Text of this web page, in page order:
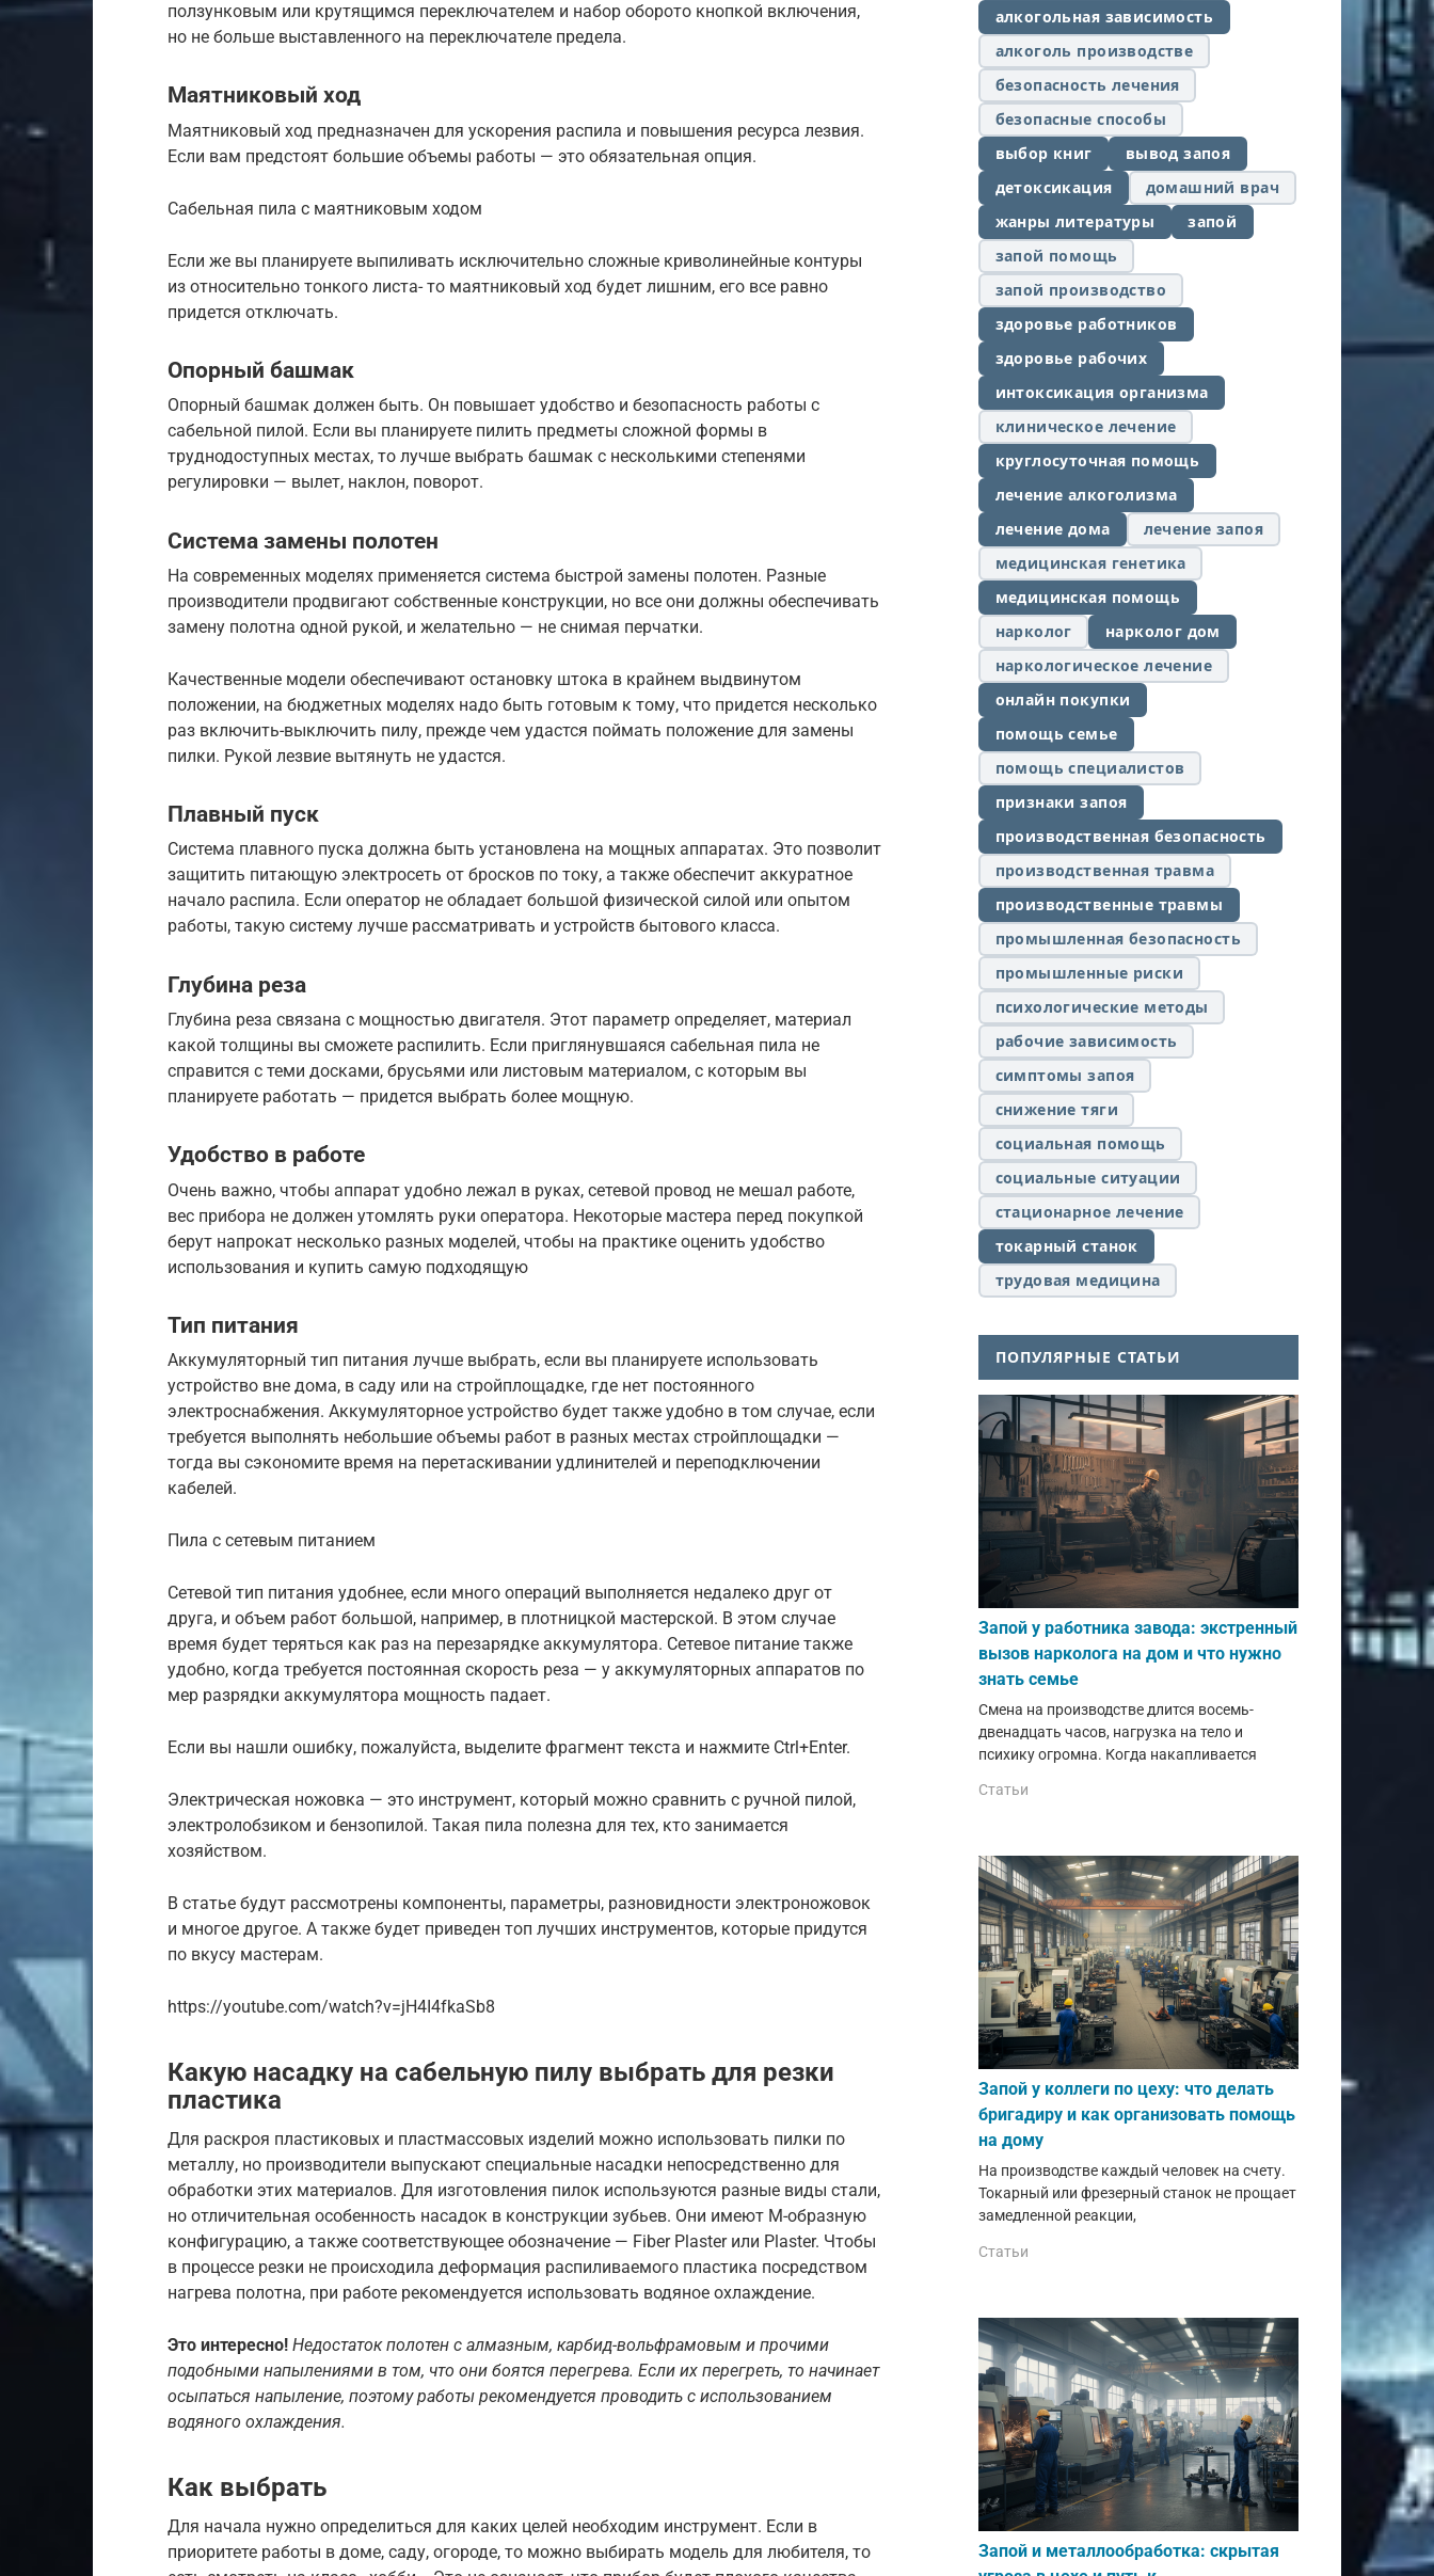
ползунковым или крутящимся переключателем и набор оборото кнопкой включения,
но не больше выставленного на переключателе предела.
Маятниковый ход
Маятниковый ход предназначен для ускорения распила и повышения ресурса лезвия.
Если вам предстоят большие объемы работы — это обязательная опция.
Сабельная пила с маятниковым ходом
Если же вы планируете выпиливать исключительно сложные криволинейные контуры
из относительно тонкого листа- то маятниковый ход будет лишним, его все равно
придется отключать.
Опорный башмак
Опорный башмак должен быть. Он повышает удобство и безопасность работы с
сабельной пилой. Если вы планируете пилить предметы сложной формы в
труднодоступных местах, то лучше выбрать башмак с несколькими степенями
регулировки — вылет, наклон, поворот.
Система замены полотен
На современных моделях применяется система быстрой замены полотен. Разные
производители продвигают собственные конструкции, но все они должны обеспечивать
замену полотна одной рукой, и желательно — не снимая перчатки.
Качественные модели обеспечивают остановку штока в крайнем выдвинутом
положении, на бюджетных моделях надо быть готовым к тому, что придется несколько
раз включить-выключить пилу, прежде чем удастся поймать положение для замены
пилки. Рукой лезвие вытянуть не удастся.
Плавный пуск
Система плавного пуска должна быть установлена на мощных аппаратах. Это позволит
защитить питающую электросеть от бросков по току, а также обеспечит аккуратное
начало распила. Если оператор не обладает большой физической силой или опытом
работы, такую систему лучше рассматривать и устройств бытового класса.
Глубина реза
Глубина реза связана с мощностью двигателя. Этот параметр определяет, материал
какой толщины вы сможете распилить. Если приглянувшаяся сабельная пила не
справится с теми досками, брусьями или листовым материалом, с которым вы
планируете работать — придется выбрать более мощную.
Удобство в работе
Очень важно, чтобы аппарат удобно лежал в руках, сетевой провод не мешал работе,
вес прибора не должен утомлять руки оператора. Некоторые мастера перед покупкой
берут напрокат несколько разных моделей, чтобы на практике оценить удобство
использования и купить самую подходящую
Тип питания
Аккумуляторный тип питания лучше выбрать, если вы планируете использовать
устройство вне дома, в саду или на стройплощадке, где нет постоянного
электроснабжения. Аккумуляторное устройство будет также удобно в том случае, если
требуется выполнять небольшие объемы работ в разных местах стройплощадки —
тогда вы сэкономите время на перетаскивании удлинителей и переподключении
кабелей.
Пила с сетевым питанием
Сетевой тип питания удобнее, если много операций выполняется недалеко друг от
друга, и объем работ большой, например, в плотницкой мастерской. В этом случае
время будет теряться как раз на перезарядке аккумулятора. Сетевое питание также
удобно, когда требуется постоянная скорость реза — у аккумуляторных аппаратов по
мер разрядки аккумулятора мощность падает.
Если вы нашли ошибку, пожалуйста, выделите фрагмент текста и нажмите Ctrl+Enter.
Электрическая ножовка — это инструмент, который можно сравнить с ручной пилой,
электролобзиком и бензопилой. Такая пила полезна для тех, кто занимается
хозяйством.
В статье будут рассмотрены компоненты, параметры, разновидности электроножовок
и многое другое. А также будет приведен топ лучших инструментов, которые придутся
по вкусу мастерам.
https://youtube.com/watch?v=jH4I4fkaSb8
Какую насадку на сабельную пилу выбрать для резки
пластика
Для раскроя пластиковых и пластмассовых изделий можно использовать пилки по
металлу, но производители выпускают специальные насадки непосредственно для
обработки этих материалов. Для изготовления пилок используются разные виды стали,
но отличительная особенность насадок в конструкции зубьев. Они имеют М-образную
конфигурацию, а также соответствующее обозначение — Fiber Plaster или Plaster. Чтобы
в процессе резки не происходила деформация распиливаемого пластика посредством
нагрева полотна, при работе рекомендуется использовать водяное охлаждение.
Это интересно! Недостаток полотен с алмазным, карбид-вольфрамовым и прочими
подобными напылениями в том, что они боятся перегрева. Если их перегреть, то начинает
осыпаться напыление, поэтому работы рекомендуется проводить с использованием
водяного охлаждения.
Как выбрать
Для начала нужно определиться для каких целей необходим инструмент. Если в
приоритете работы в доме, саду, огороде, то можно выбирать модель для любителя, то
алкогольная зависимость
алкоголь производстве
безопасность лечения
безопасные способы
выбор книг
вывод запоя
детоксикация
домашний врач
жанры литературы
запой
запой помощь
запой производство
здоровье работников
здоровье рабочих
интоксикация организма
клиническое лечение
круглосуточная помощь
лечение алкоголизма
лечение дома
лечение запоя
медицинская генетика
медицинская помощь
нарколог
нарколог дом
наркологическое лечение
онлайн покупки
помощь семье
помощь специалистов
признаки запоя
производственная безопасность
производственная травма
производственные травмы
промышленная безопасность
промышленные риски
психологические методы
рабочие зависимость
симптомы запоя
снижение тяги
социальная помощь
социальные ситуации
стационарное лечение
токарный станок
трудовая медицина
ПОПУЛЯРНЫЕ СТАТЬИ
Запой у работника завода: экстренный
вызов нарколога на дом и что нужно
знать семье
Смена на производстве длится восемь-
двенадцать часов, нагрузка на тело и
психику огромна. Когда накапливается
Статьи
Запой у коллеги по цеху: что делать
бригадиру и как организовать помощь
на дому
На производстве каждый человек на счету.
Токарный или фрезерный станок не прощает
замедленной реакции,
Статьи
Запой и металлообработка: скрытая